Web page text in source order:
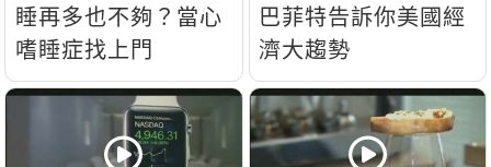
睡再多也不夠？當心
嗜睡症找上門
巴菲特告訴你美國經
濟大趨勢